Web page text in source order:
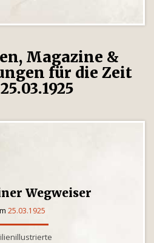
Magazine &
für die Zeit
Wegweiser
25.03.1925